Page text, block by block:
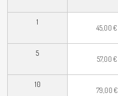
1
45,00€
5
57,00€
10
79,00€